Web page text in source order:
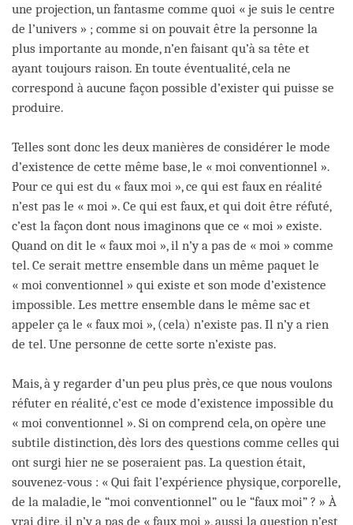
une projection, un fantasme comme quoi « je suis le centre
de l’univers » ; comme si on pouvait être la personne la
plus importante au monde, n’en faisant qu’à sa tête et
ayant toujours raison. En toute éventualité, cela ne
correspond à aucune façon possible d’exister qui puisse se
produire.
Telles sont donc les deux manières de considérer le mode
d’existence de cette même base, le « moi conventionnel ».
Pour ce qui est du « faux moi », ce qui est faux en réalité
n’est pas le « moi ». Ce qui est faux, et qui doit être réfuté,
c’est la façon dont nous imaginons que ce « moi » existe.
Quand on dit le « faux moi », il n’y a pas de « moi » comme
tel. Ce serait mettre ensemble dans un même paquet le
« moi conventionnel » qui existe et son mode d’existence
impossible. Les mettre ensemble dans le même sac et
appeler ça le « faux moi », (cela) n’existe pas. Il n’y a rien
de tel. Une personne de cette sorte n’existe pas.
Mais, à y regarder d’un peu plus près, ce que nous voulons
réfuter en réalité, c’est ce mode d’existence impossible du
« moi conventionnel ». Si on comprend cela, on opère une
subtile distinction, dès lors des questions comme celles qui
ont surgi hier ne se poseraient pas. La question était,
souvenez-vous : « Qui fait l’expérience physique, corporelle,
de la maladie, le “moi conventionnel” ou le “faux moi” ? » À
vrai dire, il n’y a pas de « faux moi », aussi la question n’est